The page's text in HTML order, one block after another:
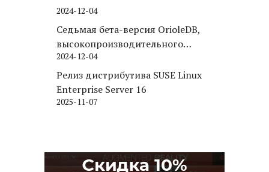
2024-12-04
Седьмая бета-версия OrioleDB,
высокопроизводительного
движка хранения для PostgreSQL
2024-12-04
Релиз дистрибутива SUSE Linux
Enterprise Server 16
2025-11-07